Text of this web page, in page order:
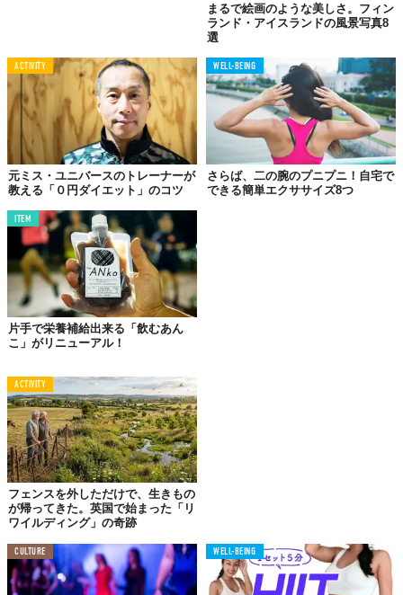
Arnaさんは、大勢の観客と76カ国の代表が集まる大々的なコンテ
ストの審査の場で、「太っているからダイエットをしろ」という
意味の、心ない言葉をかけられたのでした。
まるで絵画のような美しさ。フィン
ランド・アイスランドの風景写真8
選
ACTIVITY
元ミス・ユニバースのトレーナーが
教える「０円ダイエット」のコツ
WELL-BEING
さらば、二の腕のプニプニ！自宅で
できる簡単エクササイズ8つ
ITEM
片手で栄養補給出来る「飲むあん
こ」がリニューアル！
ACTIVITY
フェンスを外しただけで、生きもの
が帰ってきた。英国で始まった「リ
ワイルディング」の奇跡
CULTURE WELL-BEING